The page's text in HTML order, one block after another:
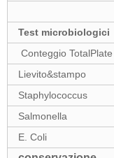
Test microbiologici
Conteggio TotalPlate
Lievito&stampo
Staphylococcus
Salmonella
E. Coli